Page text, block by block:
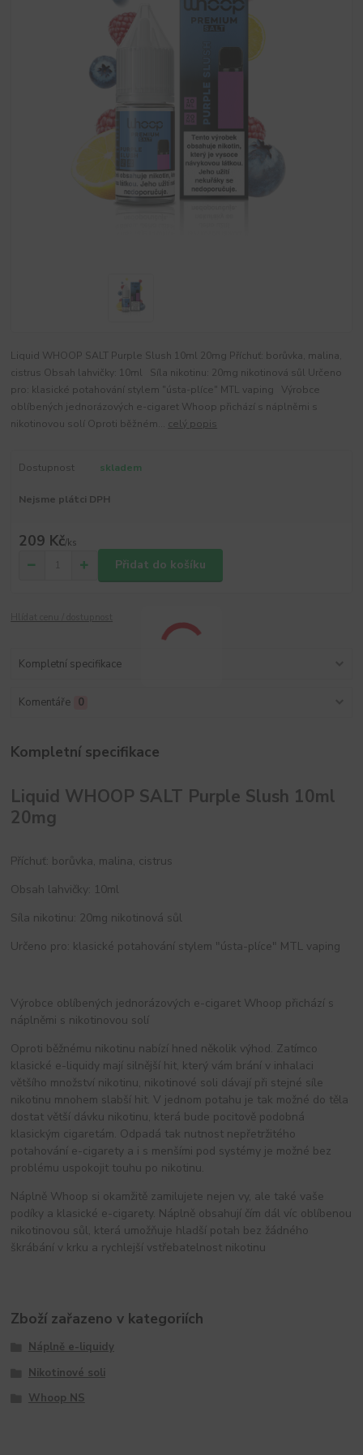
Liquid WHOOP SALT Purple Slush 10ml 20mg Příchuť: borůvka, malina,
cistrus Obsah lahvičky: 10ml Síla nikotinu: 20mg nikotinová sůl Určeno
pro: klasické potahování stylem "ústa-plíce" MTL vaping Výrobce
oblíbených jednorázových e-cigaret Whoop přichází s náplněmi s
nikotinovou solí Oproti běžném... celý popis
Dostupnost skladem
Nejsme plátci DPH
209 Kč/ks
Přidat do košíku
Kompletní specifikace
Komentáře 0
Kompletní specifikace
Liquid WHOOP SALT Purple Slush 10ml
20mg
Příchuť: borůvka, malina, cistrus
Obsah lahvičky: 10ml
Síla nikotinu: 20mg nikotinová sůl
Určeno pro: klasické potahování stylem "ústa-plíce" MTL vaping
Výrobce oblíbených jednorázových e-cigaret Whoop přichází s
náplněmi s nikotinovou solí
Oproti běžnému nikotinu nabízí hned několik výhod. Zatímco
klasické e-liquidy mají silnější hit, který vám brání v inhalaci
většího množství nikotinu, nikotinové soli dávají při stejné síle
nikotinu mnohem slabší hit. V jednom potahu je tak možné do těla
dostat větší dávku nikotinu, která bude pocitově podobná
klasickým cigaretám. Odpadá tak nutnost nepřetržitého
potahování e-cigarety a i s menšími pod systémy je možné bez
problému uspokojit touhu po nikotinu.
Náplně Whoop si okamžitě zamilujete nejen vy, ale také vaše
podíky a klasické e-cigarety. Náplně obsahují čím dál víc oblíbenou
nikotinovou sůl, která umožňuje hladší potah bez žádného
škrábání v krku a rychlejší vstřebatelnost nikotinu
Zboží zařazeno v kategoriích
Náplně e-liquidy
Nikotinové soli
Whoop NS